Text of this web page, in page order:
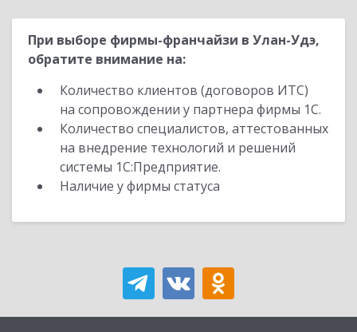
При выборе фирмы-франчайзи в Улан-Удэ,
обратите внимание на:
Количество клиентов (договоров ИТС)
на сопровождении у партнера фирмы 1С.
Количество специалистов, аттестованных
на внедрение технологий и решений
системы 1С:Предприятие.
Наличие у фирмы статуса